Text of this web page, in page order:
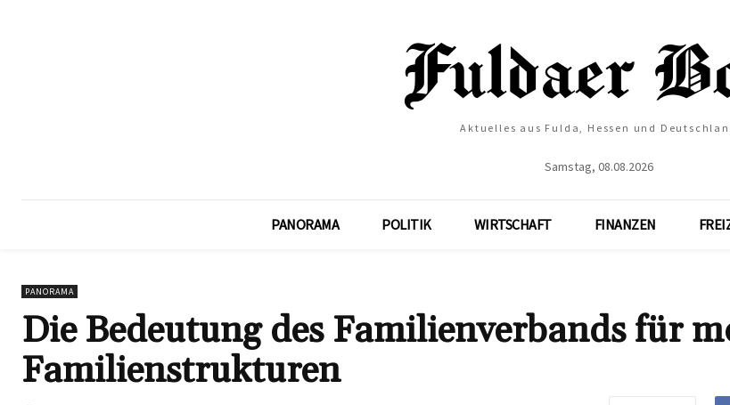
Aktuelles aus Fulda, Hessen und
Samstag, 08.08.2026
PANORAMA POLITIK WIRTSCHAFT FINANZEN
PANORAMA
Die Bedeutung des Familienverbands für
Familienstrukturen